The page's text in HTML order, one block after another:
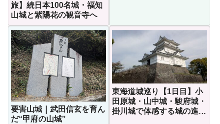
旅】続日本100名城・福知
山城と紫陽花の観音寺へ
要害山城｜武田信玄を育ん
だ“甲府の山城”
東海道城巡り【1日目】小
田原城・山中城・駿府城・
掛川城で体感する城の進化